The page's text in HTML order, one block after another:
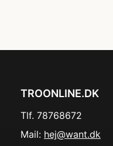
TROONLINE.DK
Tlf. 78768672
Mail: hej@want.dk